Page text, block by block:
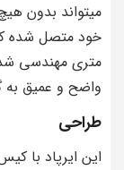
میتواند بدون
متری مهندسی
واضح و عمیق به
طراحی
این ایرپاد با